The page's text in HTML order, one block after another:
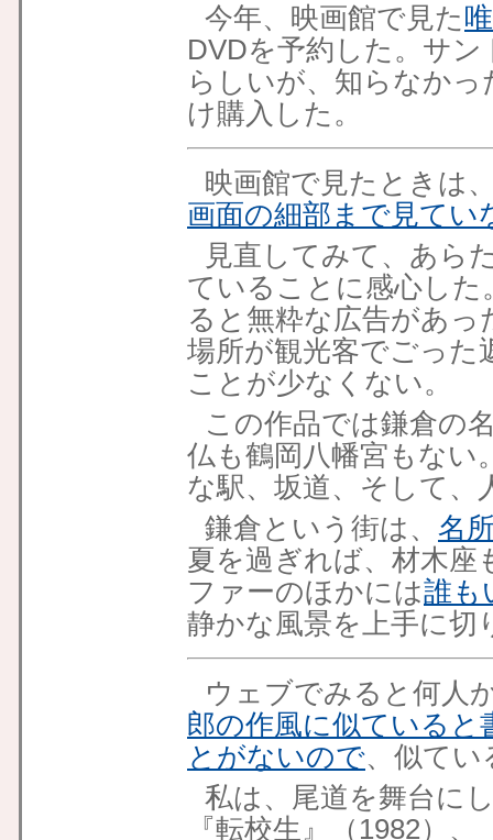
今年、映画館で見た
DVDを予約した。サ
らしいが、知らなかっ
け購入した。
映画館で見たときは
画面の細部まで見てい
見直してみて、あら
ていることに感心し
ると無粋な広告があ
場所が観光客でごっ
ことが少なくない。
この作品では鎌倉の
仏も鶴岡八幡宮もない
な駅、坂道、そして、
鎌倉という街は、 名
夏を過ぎれば、材木座
ファーのほかには誰も
静かな風景を上手に切
ウェブでみると何人
郎の作風に似ていると
とがないので、似て
私は、尾道を舞台に
『転校生』（1982）